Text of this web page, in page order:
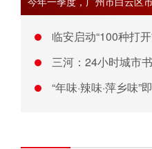
临安启动“100种打
三河：24小时城市
“年味·辣味·萍乡味